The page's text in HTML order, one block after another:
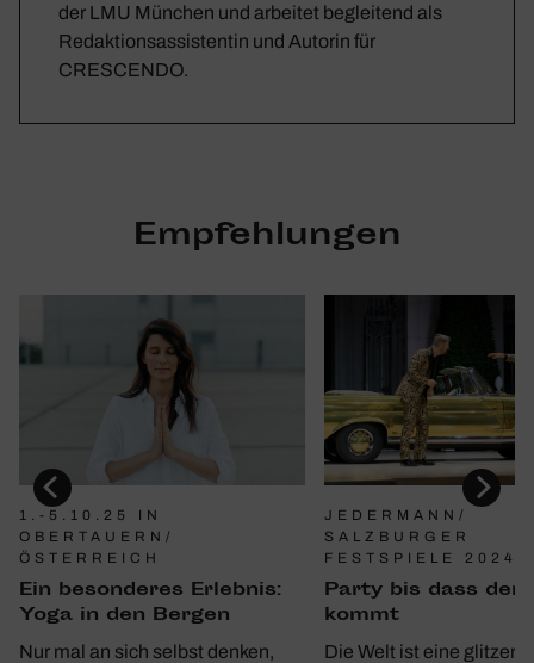
der LMU München und arbeitet begleitend als
Redaktionsassistentin und Autorin für
CRESCENDO.
Empfehlungen
1.-5.10.25 IN
OBERTAUERN/
ÖSTERREICH
Ein beson­deres Erlebnis:
Yoga in den Bergen
Nur mal an sich selbst denken,
JEDERMANN/
SALZBURGER
FESTSPIELE 2024
Party bis dass der
kommt
Die Welt ist eine